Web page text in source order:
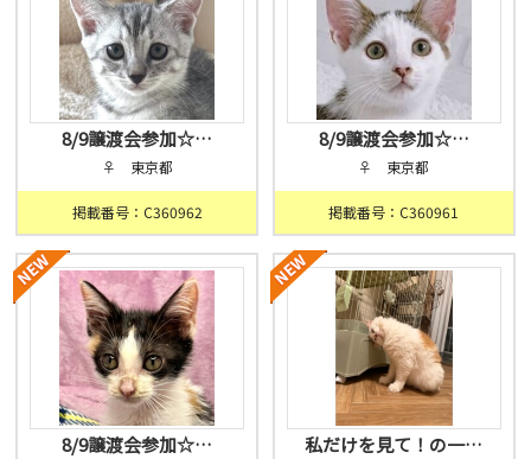
8/9譲渡会参加☆…
♀ 東京都
掲載番号：C360962
8/9譲渡会参加☆…
♀ 東京都
掲載番号：C360961
8/9譲渡会参加☆… 私だけを見て！の一…